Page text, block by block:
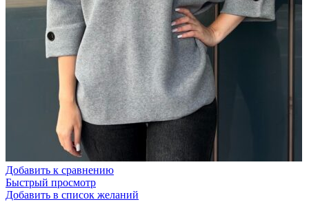
Добавить к сравнению
Быстрый просмотр
Добавить в список желаний